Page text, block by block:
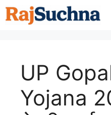
Skip
to
UP
Yojana